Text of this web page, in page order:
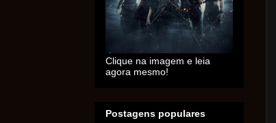
Clique na imagem e leia
agora mesmo!
Postagens populares